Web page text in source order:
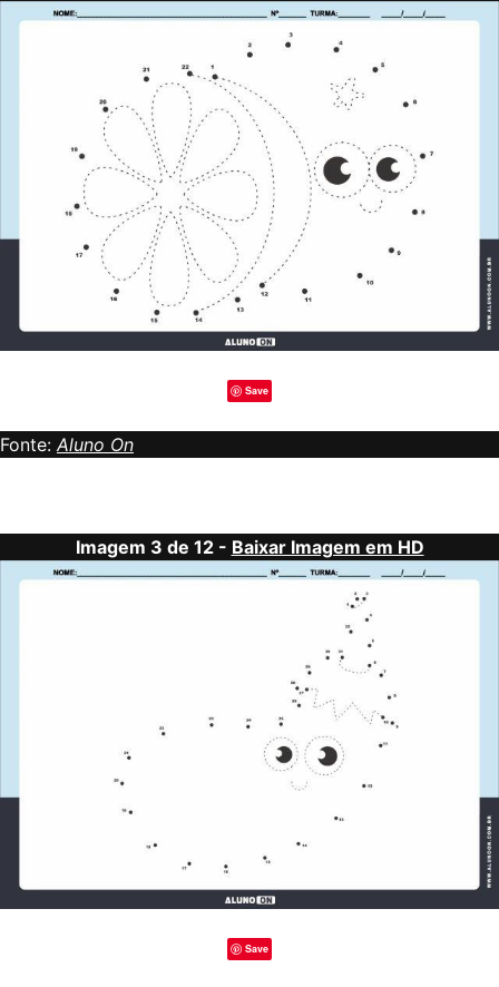
Save
Fonte: Aluno On
Imagem 3 de 12 - Baixar Imagem em HD
Save